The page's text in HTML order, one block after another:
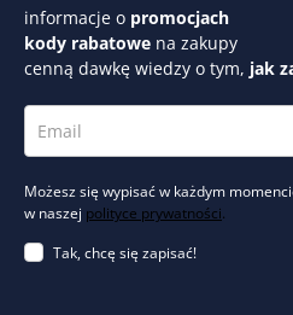
informacje o promocjach
kody rabatowe na zakupy
cenną dawkę wiedzy o tym, jak
Możesz się wypisać w każdym
w naszej polityce prywatności.
Tak, chcę się zapisać!